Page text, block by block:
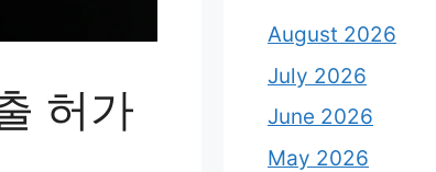
허가
August 2026
July 2026
June 2026
May 2026